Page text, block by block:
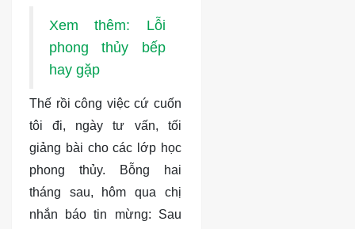
Xem thêm: Lỗi
phong thủy bếp
hay gặp
Thế rồi công việc cứ cuốn
tôi đi, ngày tư vấn, tối
giảng bài cho các lớp học
phong thủy. Bỗng hai
tháng sau, hôm qua chị
nhắn báo tin mừng: Sau